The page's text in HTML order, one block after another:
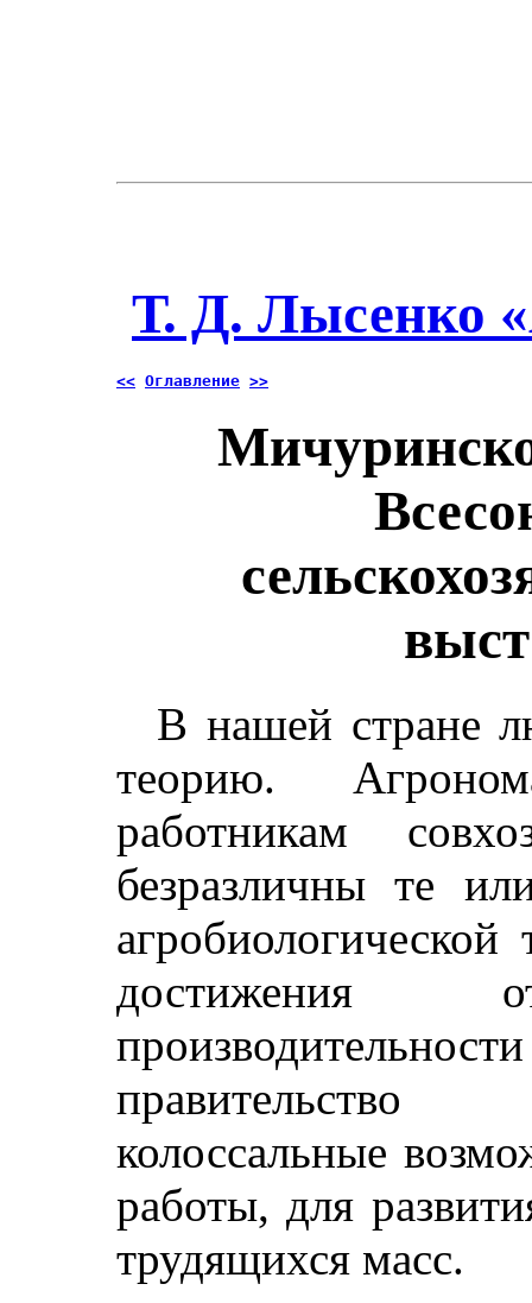
Т. Д. Лысенко
<< Оглавление >>
В нашей стране
теорию.
работникам
безразличны те
достижения
колоссальные
работы, для
трудящихся масс.